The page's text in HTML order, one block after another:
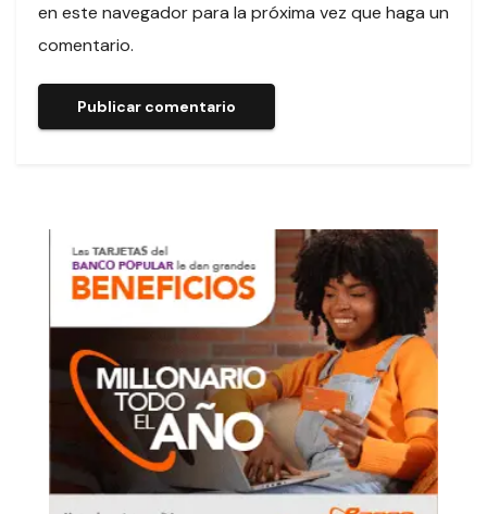
en este navegador para la próxima vez que haga un
comentario.